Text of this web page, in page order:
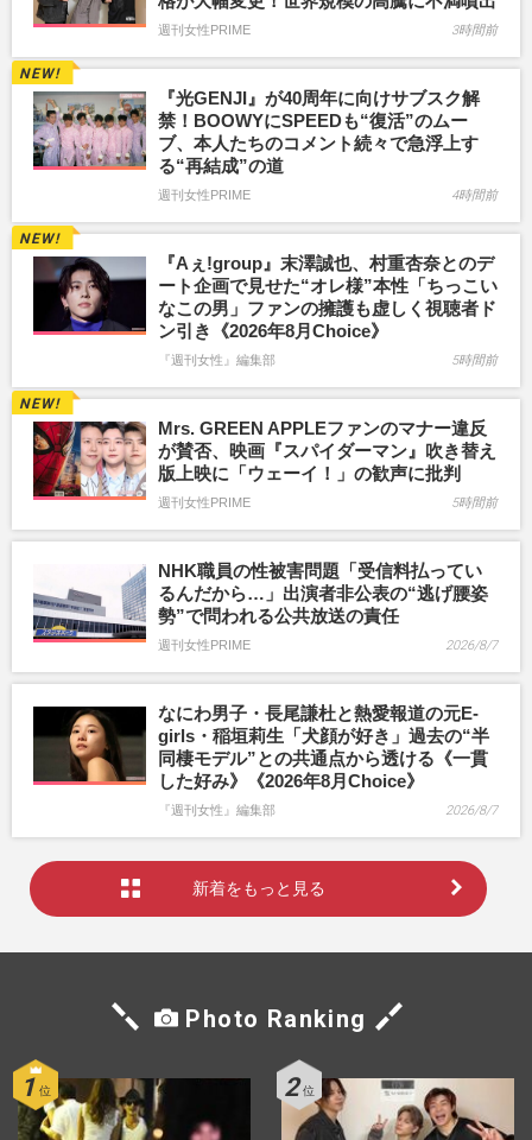
週刊女性PRIME 3時間前
『光GENJI』が40周年に向けサブスク解
禁！BOOWYにSPEEDも“復活”のムー
ブ、本人たちのコメント続々で急浮上す
る“再結成”の道
週刊女性PRIME 4時間前
『Aぇ!group』末澤誠也、村重杏奈とのデ
ート企画で見せた“オレ様”本性「ちっこい
なこの男」ファンの擁護も虚しく視聴者ド
ン引き《2026年8月Choice》
『週刊女性』編集部 5時間前
Mrs. GREEN APPLEファンのマナー違反
が賛否、映画『スパイダーマン』吹き替え
版上映に「ウェーイ！」の歓声に批判
週刊女性PRIME 5時間前
NHK職員の性被害問題「受信料払ってい
るんだから…」出演者非公表の“逃げ腰姿
勢”で問われる公共放送の責任
週刊女性PRIME 2026/8/7
なにわ男子・長尾謙杜と熱愛報道の元E-
girls・稲垣莉生「犬顔が好き」過去の“半
同棲モデル”との共通点から透ける《一貫
した好み》《2026年8月Choice》
『週刊女性』編集部 2026/8/7
新着をもっと見る
Photo Ranking